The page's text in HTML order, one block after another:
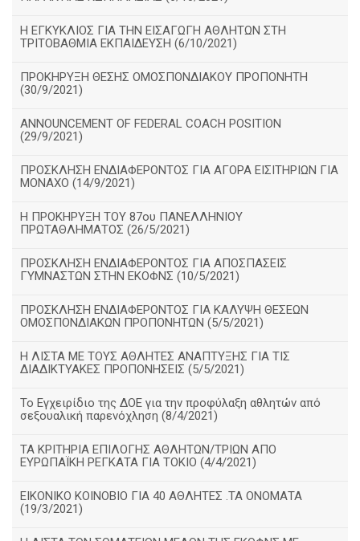
Η ΕΓΚΥΚΛΙΟΣ ΓΙΑ ΤΗΝ ΕΙΣΑΓΩΓΗ ΑΘΛΗΤΩΝ ΣΤΗ
ΤΡΙΤΟΒΑΘΜΙΑ ΕΚΠΑΙΔΕΥΣΗ (6/10/2021)
ΠΡΟΚΗΡΥΞΗ ΘΕΣΗΣ ΟΜΟΣΠΟΝΔΙΑΚΟΥ ΠΡΟΠΟΝΗΤΗ
(30/9/2021)
ANNOUNCEMENT OF FEDERAL COACH POSITION
(29/9/2021)
ΠΡΟΣΚΛΗΣΗ ΕΝΔΙΑΦΕΡΟΝΤΟΣ ΓΙΑ ΑΓΟΡΑ ΕΙΣΙΤΗΡΙΩΝ ΓΙΑ
ΜΟΝΑΧΟ (14/9/2021)
Η ΠΡΟΚΗΡΥΞΗ ΤΟΥ 87ου ΠΑΝΕΛΛΗΝΙΟΥ
ΠΡΩΤΑΘΛΗΜΑΤΟΣ (26/5/2021)
ΠΡΟΣΚΛΗΣΗ ΕΝΔΙΑΦΕΡΟΝΤΟΣ ΓΙΑ ΑΠΟΣΠΑΣΕΙΣ
ΓΥΜΝΑΣΤΩΝ ΣΤΗΝ ΕΚΟΦΝΣ (10/5/2021)
ΠΡΟΣΚΛΗΣΗ ΕΝΔΙΑΦΕΡΟΝΤΟΣ ΓΙΑ ΚΑΛΥΨΗ ΘΕΣΕΩΝ
ΟΜΟΣΠΟΝΔΙΑΚΩΝ ΠΡΟΠΟΝΗΤΩΝ (5/5/2021)
H ΛΙΣΤΑ ΜΕ ΤΟΥΣ ΑΘΛΗΤΕΣ ΑΝΑΠΤΥΞΗΣ ΓΙΑ ΤΙΣ
ΔΙΑΔΙΚΤΥΑΚΕΣ ΠΡΟΠΟΝΗΣΕΙΣ (5/5/2021)
Το Εγχειρίδιο της ΔΟΕ για την προφύλαξη αθλητών από
σεξουαλική παρενόχληση (8/4/2021)
ΤΑ ΚΡΙΤΗΡΙΑ ΕΠΙΛΟΓΗΣ ΑΘΛΗΤΩΝ/ΤΡΙΩΝ ΑΠΟ
ΕΥΡΩΠΑΪΚΗ ΡΕΓΚΑΤΑ ΓΙΑ ΤΟΚΙΟ (4/4/2021)
ΕΙΚΟΝΙΚΟ ΚΟΙΝΟΒΙΟ ΓΙΑ 40 ΑΘΛΗΤΕΣ .ΤΑ ΟΝΟΜΑΤΑ
(19/3/2021)